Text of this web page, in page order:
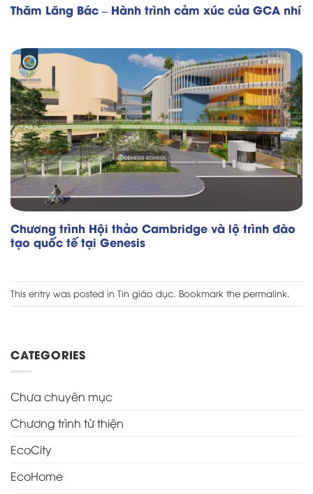
Thăm Lăng Bác – Hành trình cảm xúc của GCA nhí
Chương trình Hội thảo Cambridge và lộ trình đào
tạo quốc tế tại Genesis
This entry was posted in Tin giáo dục. Bookmark the permalink.
CATEGORIES
Chưa chuyên mục
Chương trình từ thiện
EcoCity
EcoHome